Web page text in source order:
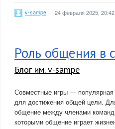
v-sampe 24 февраля 2025, 20:42
Роль общения в
Блог им. v-sampe
Совместные игры — популярная
для достижения общей цели.
общение между членами
которыми общение играет